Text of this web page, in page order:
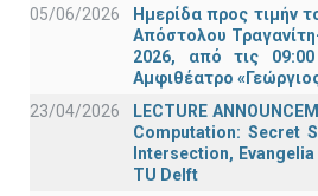
05/06/2026
Ημερίδα προς τιμήν
Απόστολου
2026, από τις
Αμφιθέατρο
23/04/2026
LECTURE
Computation: Secret
Intersection,
TU Delft